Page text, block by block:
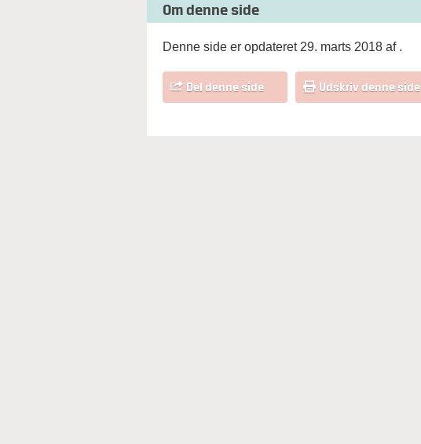
Om denne side
Denne side er opdateret 29. marts 2018 af .
Del denne side Udskriv denne side